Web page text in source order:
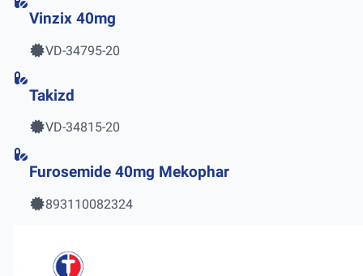
Vinzix 40mg
VD-34795-20
Takizd
VD-34815-20
Furosemide 40mg Mekophar
893110082324